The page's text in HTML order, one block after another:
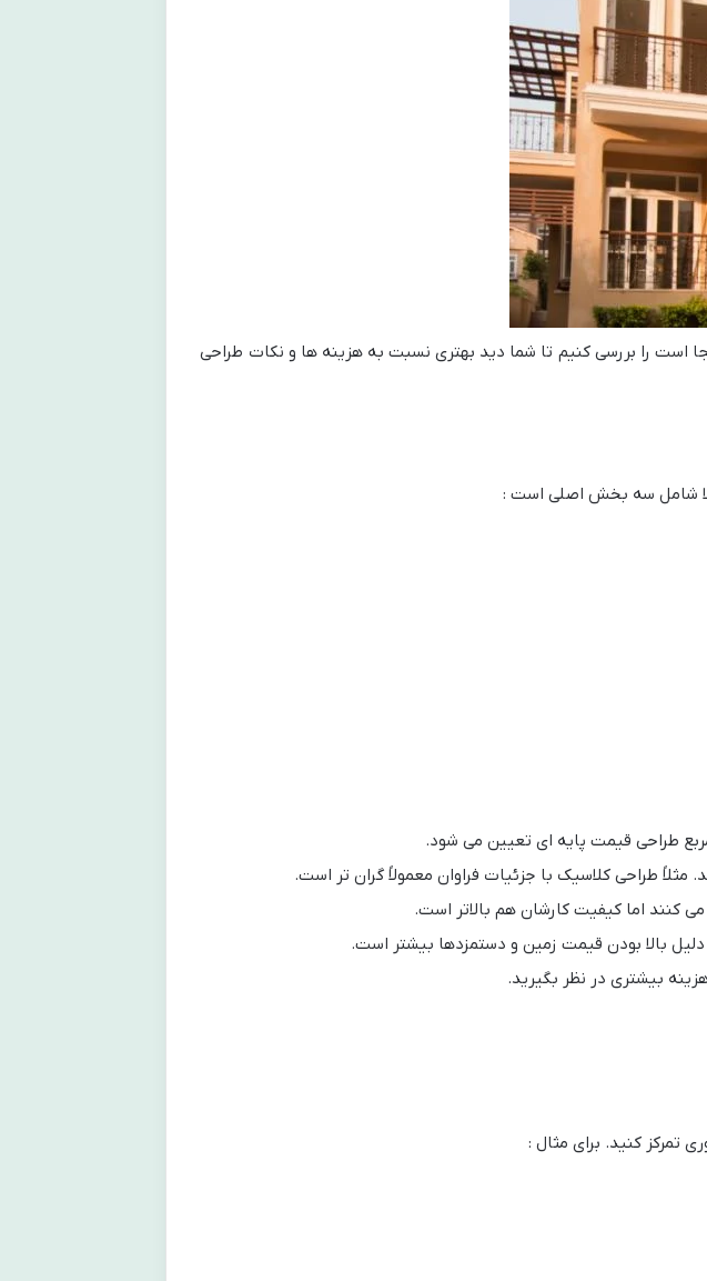
است را بررسی کنیم تا شما دید بهتری نسبت به هزینه ها و نکات طراحی
شامل سه بخش اصلی است :
طراحی قیمت پایه ای تعیین می شود.
طراحی کلاسیک با جزئیات فراوان معمولاً گران تر است.
کنند اما کیفیت کارشان هم بالاتر است.
بالا بودن قیمت زمین و دستمزدها بیشتر است.
بیشتری در نظر بگیرید.
تمرکز کنید. برای مثال :